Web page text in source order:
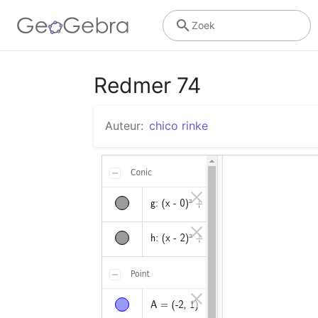
Zoek
Redmer 74
Auteur: chico rinke